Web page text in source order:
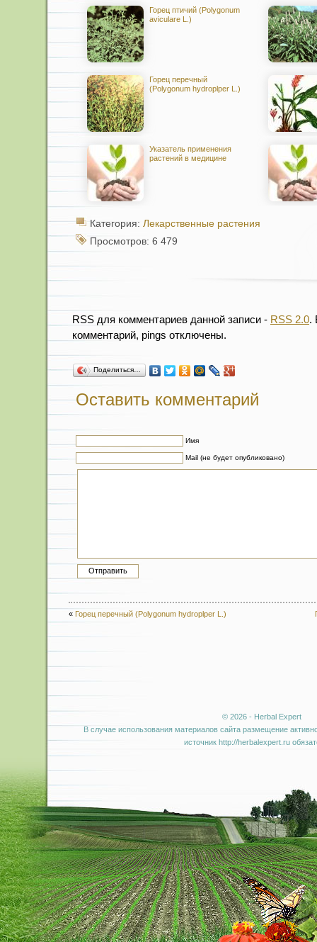
Горец птичий (Polygonum
aviculare L.)
Горец перечный
(Polygonum hydroplper L.)
Указатель применения
растений в медицине
Категория: Лекарственные растения
Просмотров: 6 479
RSS для комментариев данной записи - RSS 2.0.
комментарий, pings отключены.
Поделиться…
Оставить комментарий
Имя
Mail (не будет опубликовано)
« Горец перечный (Polygonum hydroplper L.)
© 2026 - Herbal Expert
В случае использования материалов сайта размещение
источник http://herbalexpert.ru